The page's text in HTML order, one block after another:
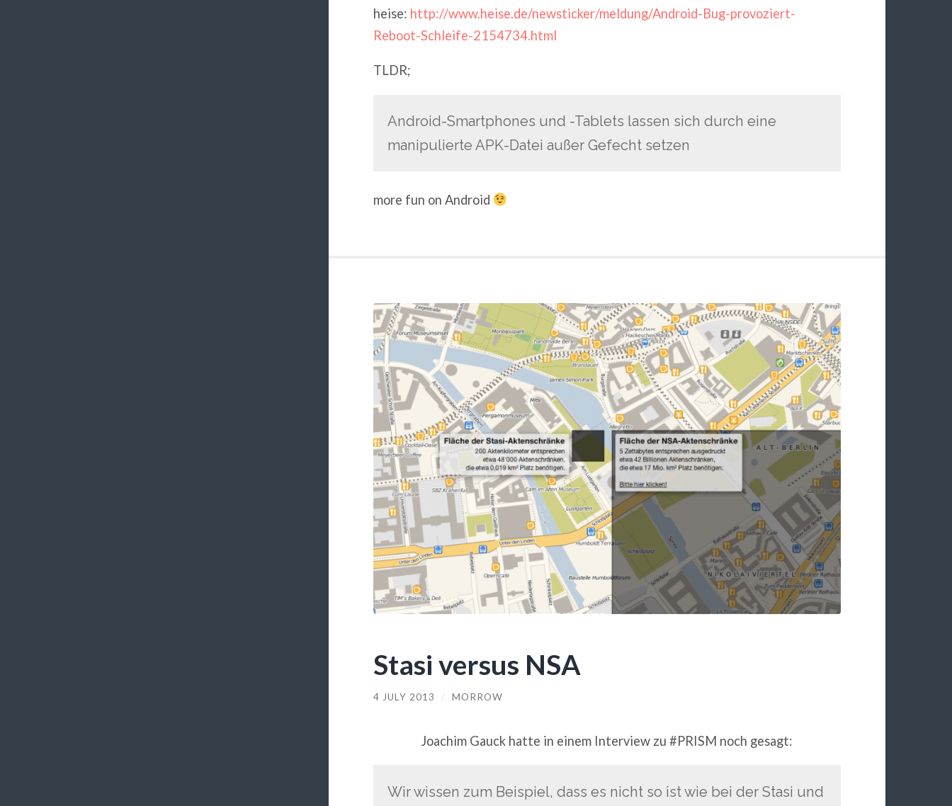
heise: http://www.heise.de/newsticker/meldung/Android-Bug-provoziert-
Reboot-Schleife-2154734.html
TLDR;
Android-Smartphones und -Tablets lassen sich durch eine
manipulierte APK-Datei außer Gefecht setzen
more fun on Android
Stasi versus NSA
4 JULY 2013 / MORROW
Joachim Gauck hatte in einem Interview zu #PRISM noch gesagt:
Wir wissen zum Beispiel, dass es nicht so ist wie bei der Stasi und